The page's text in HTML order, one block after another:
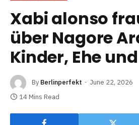
Xabi alonso
über Nagore
Kinder, Ehe
By Berlinperfekt June 22, 2026
14 Mins Read